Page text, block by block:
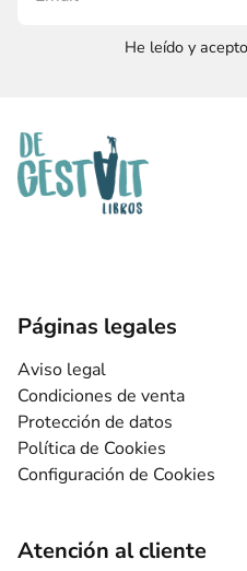
He leído y
Páginas legales
Aviso legal
Condiciones de venta
Protección de datos
Política de Cookies
Configuración de Cookies
Atención al cliente